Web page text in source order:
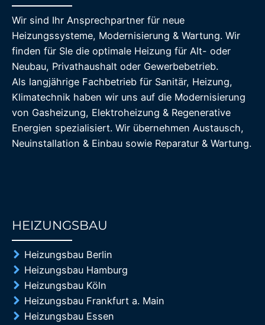
Wir sind Ihr Ansprechpartner für neue
Heizungssysteme, Modernisierung & Wartung. Wir
finden für SIe die optimale Heizung für Alt- oder
Neubau, Privathaushalt oder Gewerbebetrieb.
Als langjährige Fachbetrieb für Sanitär, Heizung,
Klimatechnik haben wir uns auf die Modernisierung
von Gasheizung, Elektroheizung & Regenerative
Energien spezialisiert. Wir übernehmen Austausch,
Neuinstallation & Einbau sowie Reparatur & Wartung.
HEIZUNGSBAU
Heizungsbau Berlin
Heizungsbau Hamburg
Heizungsbau Köln
Heizungsbau Frankfurt a. Main
Heizungsbau Essen